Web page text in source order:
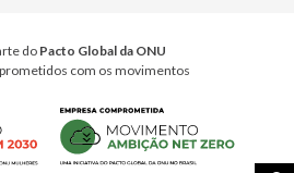
do Pacto Global da ONU
com os movimentos